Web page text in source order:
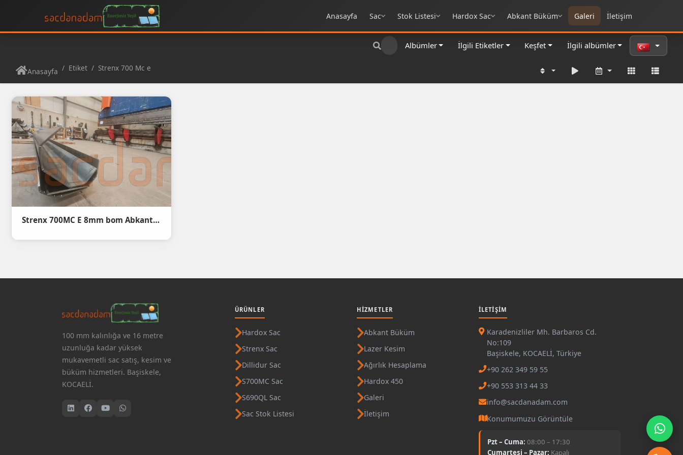
Anasayfa Sac Stok Listesi Hardox Sac Abkant Büküm Galeri İletişim
Albümler İlgili Etiketler Keşfet İlgili albümler
Anasayfa Etiket Strenx 700 Mc e
Strenx 700MC E 8mm bom Abkant büküm2
100 mm kalınlığa ve 16 metre
uzunluğa kadar yüksek
mukavemetli sac satış, kesim ve
büküm hizmetleri. Başiskele,
KOCAELİ.
ÜRÜNLER
Hardox Sac
Strenx Sac
Dillidur Sac
S700MC Sac
S690QL Sac
Sac Stok Listesi
HIZMETLER
Abkant Büküm
Lazer Kesim
Ağırlık Hesaplama
Hardox 450
Galeri
İletişim
İLETIŞIM
Karadenizliler Mh. Barbaros Cd.
No:109
Başiskele, KOCAELİ, Türkiye
+90 262 349 59 55
+90 553 313 44 33
info@sacdanadam.com
Konumumuzu Görüntüle
Pzt – Cuma: 08:00 – 17:30
Cumartesi – Pazar: Kapalı